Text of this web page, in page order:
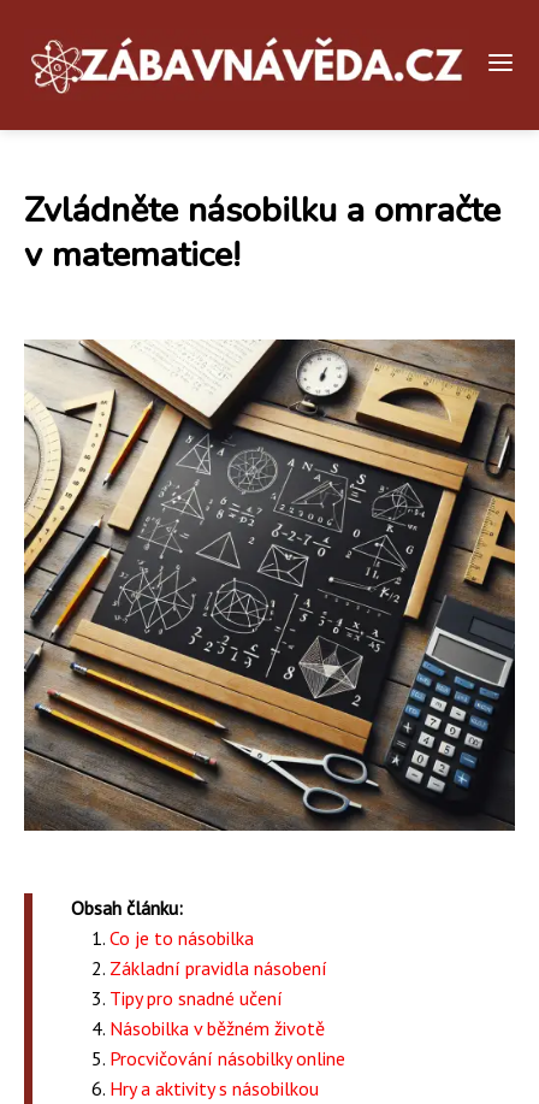
Zvládněte násobilku a omračte
v matematice!
Obsah článku:
Co je to násobilka
Základní pravidla násobení
Tipy pro snadné učení
Násobilka v běžném životě
Procvičování násobilky online
Hry a aktivity s násobilkou